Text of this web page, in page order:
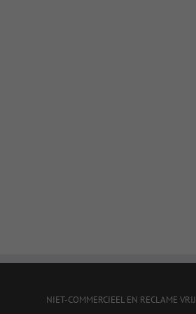
NIET-COMMERCIEEL EN RECLAME VRIJ